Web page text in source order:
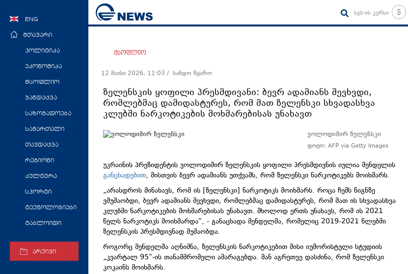
ENG
მთავარი
პოლიტიკა
ეკონომიკა
მსოფლიო
ჯანდაცვა
საზოგადოება
სამართალი
თავდაცვა
რეგიონი
კულტურა
სპორტი
ტექნოლოგიები
ტაბლოიდი
არქივი
სებ-ის კურსი
მსოფლიო
12 მაისი 2026, 11:03 / სანდო წყარო
ზელენსკის ყოფილი პრესმდივანი: ბევრ ადამიანს შევხვდი,
რომლებმაც დამიდასტურეს, რომ მათ ზელენსკი სხვადასხვა
კლუბში ნარკოტიკების მოხმარებისას უნახავთ
ვოლოდიმირ ზელენსკი
ფოტო: AFP via Getty Images
უკრაინის პრეზიდენტის ვოლოდიმირ ზელენსკის ყოფილი პრესმდივნის იულია მენდელის
განცხადებით, მისთვის ბევრ ადამიანს უთქვამს, რომ ზელენსკი ნარკოტიკებს მოიხმარს.
„არასდროს მინახავს, რომ ის [ზელენსკი] ნარკოტიკს მოიხმარს. როცა ჩემს წიგნზე
ვმუშაობდი, ბევრ ადამიანს შევხვდი, რომლებმაც დამიდასტურეს, რომ მათ ის სხვადასხვა
კლუბში ნარკოტიკების მოხმარებისას უნახავთ. მხოლოდ ერთს უნახავს, რომ ის 2021
წელს ნარკოტიკს მოიხმარდა“, - განაცხადა მენდელმა, რომელიც 2019-2021 წლებში
ზელენსკის პრესმდივნად მუშაობდა.
როგორც მენდელმა აღნიშნა, ზელენსკის ნარკოტიკებით მისი იუმორისტული სტუდიის
„კვარტალ 95“-ის თანამშრომელი ამარაგებდა. მან აგრეთვე დასძინა, რომ ზელენსკი
კოკაინს მოიხმარს.